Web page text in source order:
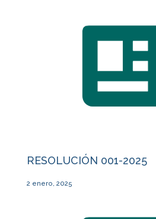
RESOLUCIÓN 001-2025
2 enero, 2025